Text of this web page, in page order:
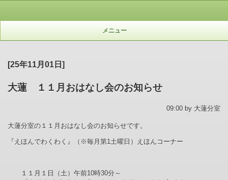
メニュー
[25年11月01日]
大蓮 １１月おはなし会のお知らせ
09:00 by 大蓮分室
大蓮分室の１１月おはなし会のお知らせです。
『えほんでわくわく』（※毎月第1 土曜日）えほんコーナー
１１月１日（土）午前10時30分～